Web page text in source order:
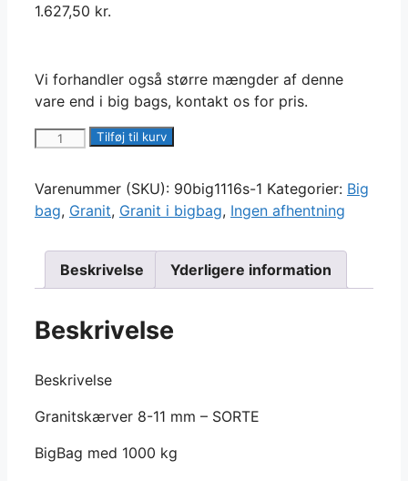
1.627,50 kr.
Vi forhandler også større mængder af denne
vare end i big bags, kontakt os for pris.
Granitsk?
8-
11
mm
SORTE
bigbag
kg
Tilføj til kurv
Varenummer (SKU): 90big1116s-1 Kategorier: Big
bag, Granit, Granit i bigbag, Ingen afhentning
Beskrivelse Yderligere information
Beskrivelse
Beskrivelse
Granitskærver 8-11 mm – SORTE
BigBag med 1000 kg